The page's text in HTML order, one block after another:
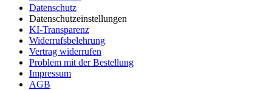
Datenschutz
Datenschutzeinstellungen
KI-Transparenz
Widerrufsbelehrung
Vertrag widerrufen
Problem mit der Bestellung
Impressum
AGB